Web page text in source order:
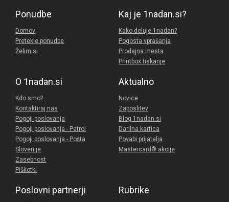
Ponudbe
Domov
Pretekle ponudbe
Želim si
Kaj je 1nadan.si?
Kako deluje 1nadan?
Pogosta vprašanja
Prodajna mesta
Printbox tiskanje
O 1nadan.si
Kdo smo?
Kontaktiraj nas
Pogoji poslovanja
Pogoji poslovanja - Petrol
Pogoji poslovanja - Pošta
Slovenije
Zasebnost
Piškotki
Aktualno
Novice
Zaposlitev
Blog 1nadan.si
Darilna kartica
Povabi prijatelja
Mastercard® akcije
Poslovni partnerji Rubrike